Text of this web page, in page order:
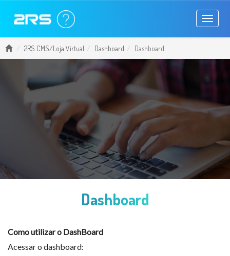
Toggle
2RS CMS/Loja Virtual Dashboard Dashboard
Dashboard
Como utilizar o DashBoard
Acessar o dashboard: